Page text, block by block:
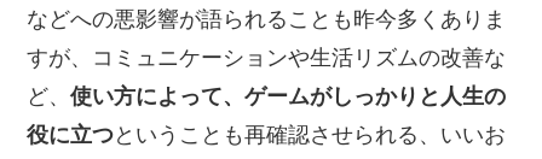
などへの悪影響が語られることも昨今多くありま
すが、コミュニケーションや生活リズムの改善な
ど、使い方によって、ゲームがしっかりと人生の
役に立つということも再確認させられる、いいお